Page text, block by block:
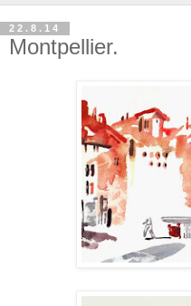
22.8.14
Montpellier.